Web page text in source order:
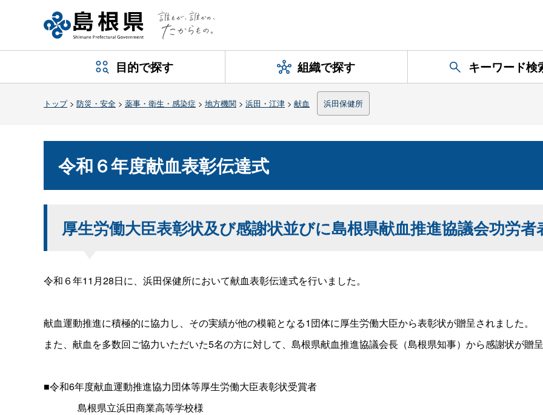
目的で探す 組織で探す キーワード検
トップ> 防災・安全 > 薬事・衛生・感染症 > 地方機関 > 浜田・江津 > 献血 浜田保健所
令和６年度献血表彰伝達式
厚生労働大臣表彰状及び感謝状並びに島根県献血推進協議会功労者
令和６年11月28日に、浜田保健所において献血表彰伝達式を行いました。
献血運動推進に積極的に協力し、その実績が他の模範となる1団体に厚生労働大臣から表彰状が贈呈されました。
また、献血を多数回ご協力いただいた5名の方に対して、島根県献血推進協議会長（島根県知事）から感謝状が贈呈
■令和6年度献血運動推進協力団体等厚生労働大臣表彰状受賞者
島根県立浜田商業高等学校様